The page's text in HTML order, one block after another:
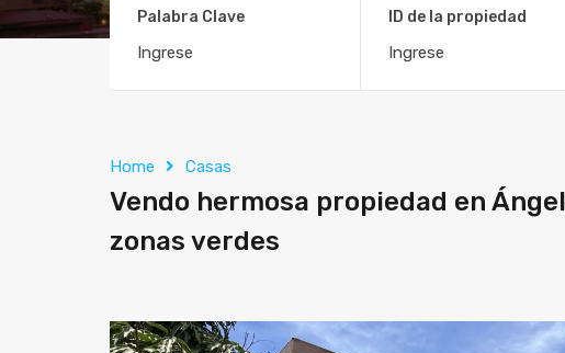
Palabra Clave ID de la propiedad
Home Casas
Vendo hermosa propiedad en
zonas verdes